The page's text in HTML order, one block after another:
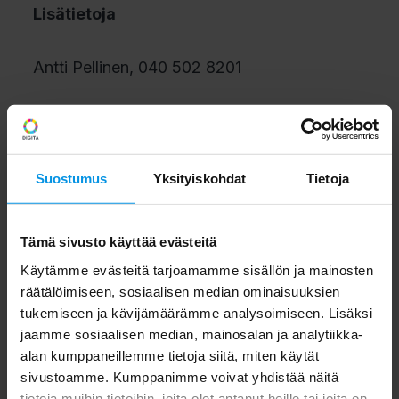
Suostumus Yksityiskohdat Tietoja
Tämä sivusto käyttää evästeitä
Käytämme evästeitä tarjoamamme sisällön ja mainosten
räätälöimiseen, sosiaalisen median ominaisuuksien
tukemiseen ja kävijämäärämme analysoimiseen. Lisäksi
jaamme sosiaalisen median, mainosalan ja analytiikka-
alan kumppaneillemme tietoja siitä, miten käytät
sivustoamme. Kumppanimme voivat yhdistää näitä
Lisätietoja
Antti Pellinen, 040 502 8201
toimitusjohtaja, Ukkoverkot Oy
Markus Ala-Hautala, 0400 549 023
Digita
Digita välittää radio- ja tv-ohjelmat
luotettavasti kaikille suomalaisille vuoden
jokaisena päivänä. Viimeisimmän